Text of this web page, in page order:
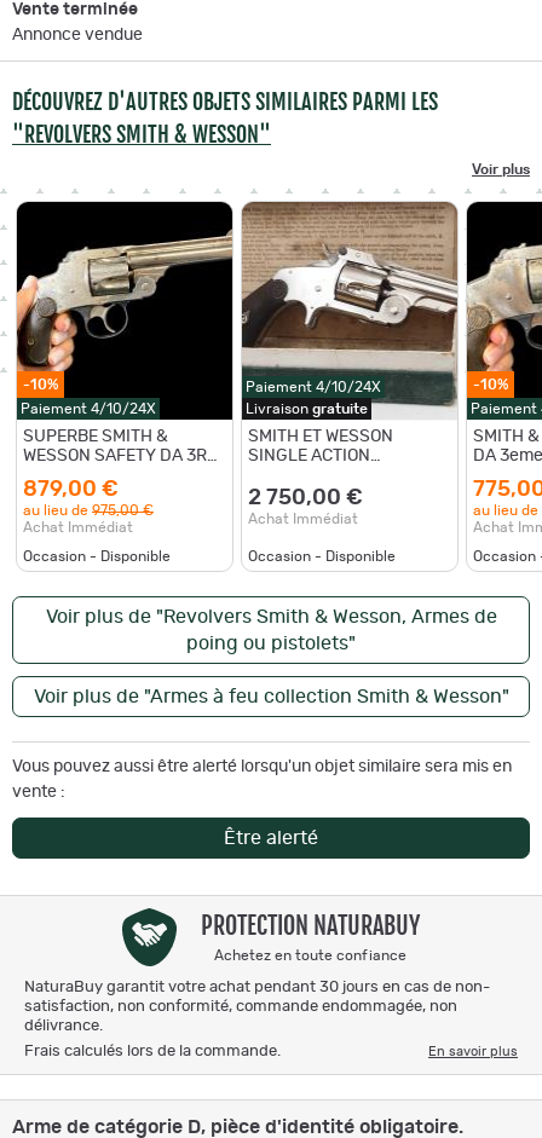
Vente terminée
Annonce vendue
DÉCOUVREZ D'AUTRES OBJETS SIMILAIRES PARMI LES
"REVOLVERS SMITH & WESSON"
Voir plus
-10%
Paiement 4/10/24X
SUPERBE SMITH &
WESSON SAFETY DA 3RD
53339
879,00 €
au lieu de 975,00 €
Achat Immédiat
Occasion - Disponible
Paiement 4/10/24X
Livraison gratuite
SMITH ET WESSON
SINGLE ACTION
RUSSIAN FIRST MODEL
38 S&W - USA XIXè
2 750,00 €
Achat Immédiat
Occasion - Disponible
-10%
SMITH &
DA
104187
au lieu de
Achat
Occasion
Voir plus de "Revolvers Smith & Wesson, Armes de
poing ou pistolets"
Voir plus de "Armes à feu collection Smith & Wesson"
Vous pouvez aussi être alerté lorsqu'un objet similaire sera mis en
vente :
Être alerté
PROTECTION NATURABUY
Achetez en toute confiance
NaturaBuy garantit votre achat pendant 30 jours en cas de non-
satisfaction, non conformité, commande endommagée, non
délivrance.
Frais calculés lors de la commande.
En savoir plus
Arme de catégorie D, pièce d'identité obligatoire.